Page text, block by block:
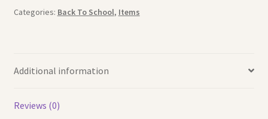
Categories: Back To School, Items
Additional information
Reviews (0)